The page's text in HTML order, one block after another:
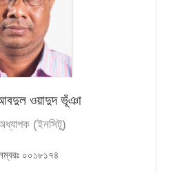
ওয়াদুদ ভূঁঞা
(ইনসিটু)
০০১৮১৭৪